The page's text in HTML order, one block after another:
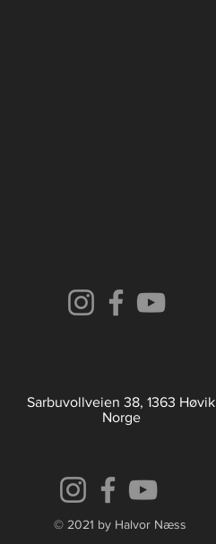
Sarbuvollveien 38, 1363 Høvik
Norge
© 2021 by Halvor Næss